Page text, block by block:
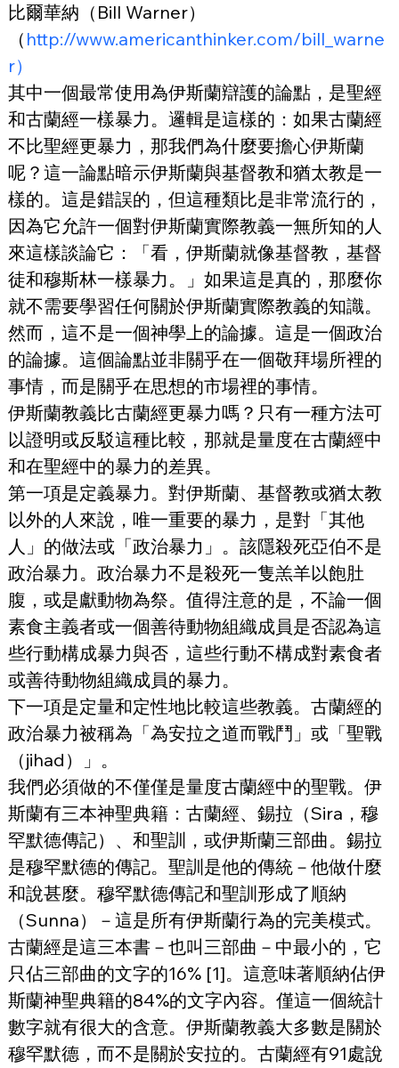
比爾華納（Bill Warner）
（ http://www.americanthinker.com/bill_warne
r）
其中一個最常使用為伊斯蘭辯護的論點，是聖經
和古蘭經一樣暴力。邏輯是這樣的：如果古蘭經
不比聖經更暴力，那我們為什麼要擔心伊斯蘭
呢？這一論點暗示伊斯蘭與基督教和猶太教是一
樣的。這是錯誤的，但這種類比是非常流行的，
因為它允許一個對伊斯蘭實際教義一無所知的人
來這樣談論它：「看，伊斯蘭就像基督教，基督
徒和穆斯林一樣暴力。」如果這是真的，那麼你
就不需要學習任何關於伊斯蘭實際教義的知識。
然而，這不是一個神學上的論據。這是一個政治
的論據。這個論點並非關乎在一個敬拜場所裡的
事情，而是關乎在思想的市場裡的事情。
伊斯蘭教義比古蘭經更暴力嗎？只有一種方法可
以證明或反駁這種比較，那就是量度在古蘭經中
和在聖經中的暴力的差異。
第一項是定義暴力。對伊斯蘭、基督教或猶太教
以外的人來說，唯一重要的暴力，是對「其他
人」的做法或「政治暴力」。該隱殺死亞伯不是
政治暴力。政治暴力不是殺死一隻羔羊以飽肚
腹，或是獻動物為祭。值得注意的是，不論一個
素食主義者或一個善待動物組織成員是否認為這
些行動構成暴力與否，這些行動不構成對素食者
或善待動物組織成員的暴力。
下一項是定量和定性地比較這些教義。古蘭經的
政治暴力被稱為「為安拉之道而戰鬥」或「聖戰
（jihad）」。
我們必須做的不僅僅是量度古蘭經中的聖戰。伊
斯蘭有三本神聖典籍：古蘭經、錫拉（Sira，穆
罕默德傳記）、和聖訓，或伊斯蘭三部曲。錫拉
是穆罕默德的傳記。聖訓是他的傳統－他做什麼
和說甚麼。穆罕默德傳記和聖訓形成了順納
（Sunna）－這是所有伊斯蘭行為的完美模式。
古蘭經是這三本書－也叫三部曲－中最小的，它
只佔三部曲的文字的16% [1]。這意味著順納佔伊
斯蘭神聖典籍的84%的文字內容。僅這一個統計
數字就有很大的含意。伊斯蘭教義大多數是關於
穆罕默德，而不是關於安拉的。古蘭經有91處說